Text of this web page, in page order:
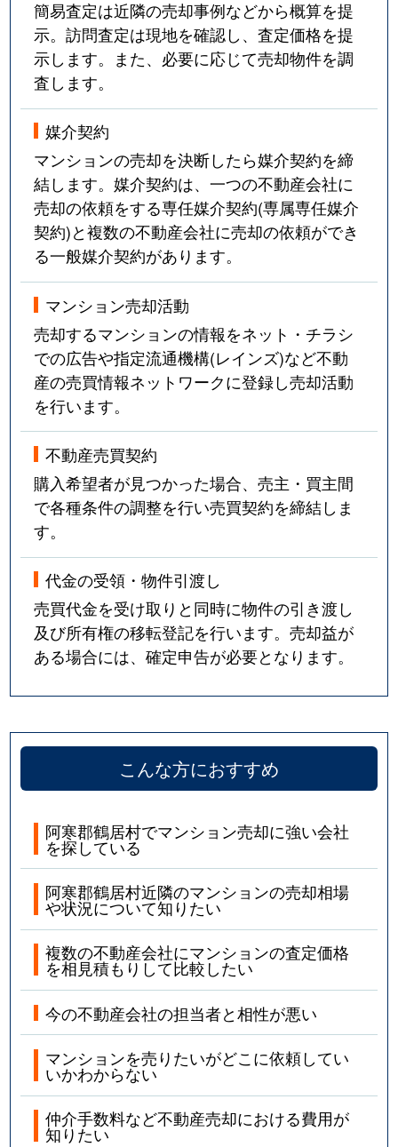
簡易査定は近隣の売却事例などから概算を提
示。訪問査定は現地を確認し、査定価格を提
示します。また、必要に応じて売却物件を調
査します。
媒介契約
マンションの売却を決断したら媒介契約を締
結します。媒介契約は、一つの不動産会社に
売却の依頼をする専任媒介契約(専属専任媒介
契約)と複数の不動産会社に売却の依頼ができ
る一般媒介契約があります。
マンション売却活動
売却するマンションの情報をネット・チラシ
での広告や指定流通機構(レインズ)など不動
産の売買情報ネットワークに登録し売却活動
を行います。
不動産売買契約
購入希望者が見つかった場合、売主・買主間
で各種条件の調整を行い売買契約を締結しま
す。
代金の受領・物件引渡し
売買代金を受け取りと同時に物件の引き渡し
及び所有権の移転登記を行います。売却益が
ある場合には、確定申告が必要となります。
こんな方におすすめ
阿寒郡鶴居村でマンション売却に強い会社
を探している
阿寒郡鶴居村近隣のマンションの売却相場
や状況について知りたい
複数の不動産会社にマンションの査定価格
を相見積もりして比較したい
今の不動産会社の担当者と相性が悪い
マンションを売りたいがどこに依頼してい
いかわからない
仲介手数料など不動産売却における費用が
知りたい